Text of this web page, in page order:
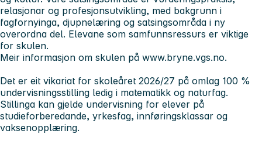
relasjonar og profesjonsutvikling, med bakgrunn i
fagfornyinga, djupnelæring og satsingsområda i ny
overordna del. Elevane som samfunnsressurs er viktige
for skulen.
Meir informasjon om skulen på www.bryne.vgs.no.
Det er eit vikariat for skoleåret 2026/27 på omlag 100 %
undervisningsstilling ledig i matematikk og naturfag.
Stillinga kan gjelde undervisning for elever på
studieforberedande, yrkesfag, innføringsklassar og
vaksenopplæring.